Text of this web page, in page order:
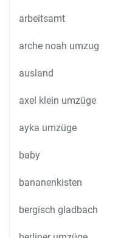
arbeitsamt
arche noah umzug
ausland
axel klein umzüge
ayka umzüge
baby
bananenkisten
bergisch gladbach